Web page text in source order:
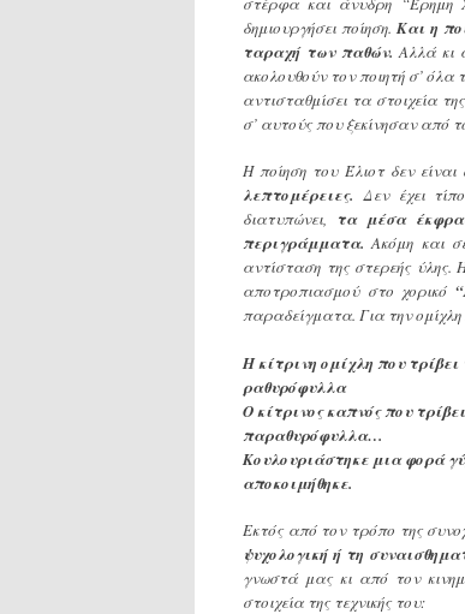
δημιουργήσει ποίηση. Και η
ταραχή των παθών. Αλλά κι
ακολουθούν τον ποιητή σ’
αντισταθμίσει τα στοιχεία
σ’ αυτούς που ξεκίνησαν από
Η ποίηση του Έλιοτ δεν είναι
λεπτομέρειες. Δεν έχει
διατυπώνει,
τα μέσα
περιγράμματα. Ακόμη και
αντίσταση της στερεής
αποτροπιασμού στο χορικό
παραδείγματα. Για την
Η κίτρινη ομίχλη που
ραθυρόφυλλα
Ο κίτρινος καπνός που
παραθυρόφυλλα…
Κουλουριάστηκε μια φορά
αποκοιμήθηκε.
Εκτός από τον τρόπο της
ψυχολογική ή τη
γνωστά μας κι από τον
στοιχεία της τεχνικής του: